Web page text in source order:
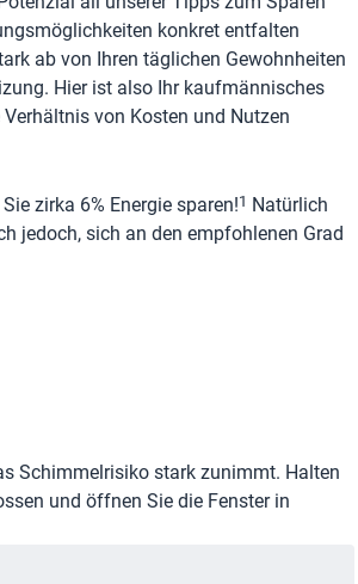
konkret entfalten
ab von Ihren täglichen Gewohnheiten
Hier ist also Ihr kaufmännisches
von Kosten und Nutzen
zirka 6% Energie sparen!1 Natürlich
jedoch, sich an den empfohlenen Grad
Schimmelrisiko stark zunimmt. Halten
und öffnen Sie die Fenster in